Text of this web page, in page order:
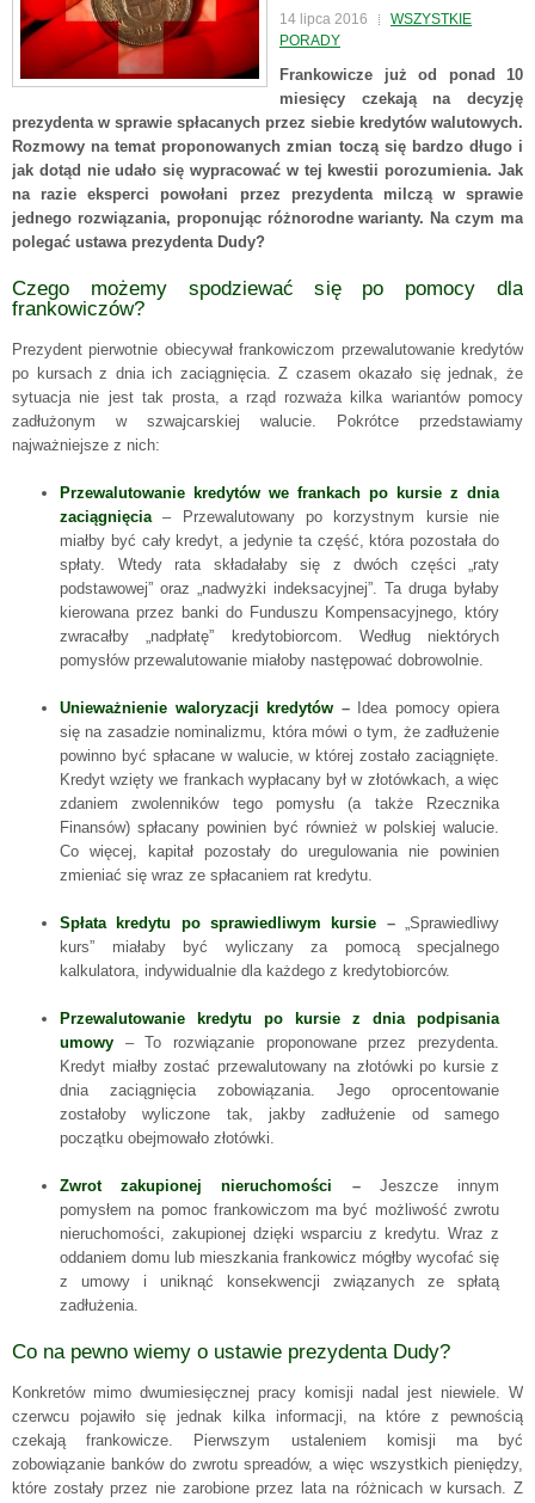
14 lipca 2016
WSZYSTKIE
PORADY
Frankowicze już od ponad 10
miesięcy czekają na decyzję
prezydenta w sprawie spłacanych przez siebie kredytów walutowych.
Rozmowy na temat proponowanych zmian toczą się bardzo długo i
jak dotąd nie udało się wypracować w tej kwestii porozumienia. Jak
na razie eksperci powołani przez prezydenta milczą w sprawie
jednego rozwiązania, proponując różnorodne warianty. Na czym ma
polegać ustawa prezydenta Dudy?
Czego możemy spodziewać się po pomocy dla
frankowiczów?
Prezydent pierwotnie obiecywał frankowiczom przewalutowanie kredytów
po kursach z dnia ich zaciągnięcia. Z czasem okazało się jednak, że
sytuacja nie jest tak prosta, a rząd rozważa kilka wariantów pomocy
zadłużonym w szwajcarskiej walucie. Pokrótce przedstawiamy
najważniejsze z nich:
Przewalutowanie kredytów we frankach po kursie z dnia
zaciągnięcia– Przewalutowany po korzystnym kursie nie
miałby być cały kredyt, a jedynie ta część, która pozostała do
spłaty. Wtedy rata składałaby się z dwóch części „raty
podstawowej” oraz „nadwyżki indeksacyjnej”. Ta druga byłaby
kierowana przez banki do Funduszu Kompensacyjnego, który
zwracałby „nadpłatę” kredytobiorcom. Według niektórych
pomysłów przewalutowanie miałoby następować dobrowolnie.
Unieważnienie waloryzacji kredytów –
Idea pomocy opiera
się na zasadzie nominalizmu, która mówi o tym, że zadłużenie
powinno być spłacane w walucie, w której zostało zaciągnięte.
Kredyt wzięty we frankach wypłacany był w złotówkach, a więc
zdaniem zwolenników tego pomysłu (a także Rzecznika
Finansów) spłacany powinien być również w polskiej walucie.
Co więcej, kapitał pozostały do uregulowania nie powinien
zmieniać się wraz ze spłacaniem rat kredytu.
Spłata kredytu po sprawiedliwym kursie –„Sprawiedliwy
kurs” miałaby być wyliczany za pomocą specjalnego
kalkulatora, indywidualnie dla każdego z kredytobiorców.
Przewalutowanie kredytu po kursie z dnia podpisania
umowy – To rozwiązanie proponowane przez prezydenta.
Kredyt miałby zostać przewalutowany na złotówki po kursie z
dnia zaciągnięcia zobowiązania. Jego oprocentowanie
zostałoby wyliczone tak, jakby zadłużenie od samego
początku obejmowało złotówki.
Zwrot zakupionej nieruchomości – Jeszcze innym
pomysłem na pomoc frankowiczom ma być możliwość zwrotu
nieruchomości, zakupionej dzięki wsparciu z kredytu. Wraz z
oddaniem domu lub mieszkania frankowicz mógłby wycofać się
z umowy i uniknąć konsekwencji związanych ze spłatą
zadłużenia.
Co na pewno wiemy o ustawie prezydenta Dudy?
Konkretów mimo dwumiesięcznej pracy komisji nadal jest niewiele. W
czerwcu pojawiło się jednak kilka informacji, na które z pewnością
czekają frankowicze. Pierwszym ustaleniem komisji ma być
zobowiązanie banków do zwrotu spreadów, a więc wszystkich pieniędzy,
które zostały przez nie zarobione przez lata na różnicach w kursach. Z